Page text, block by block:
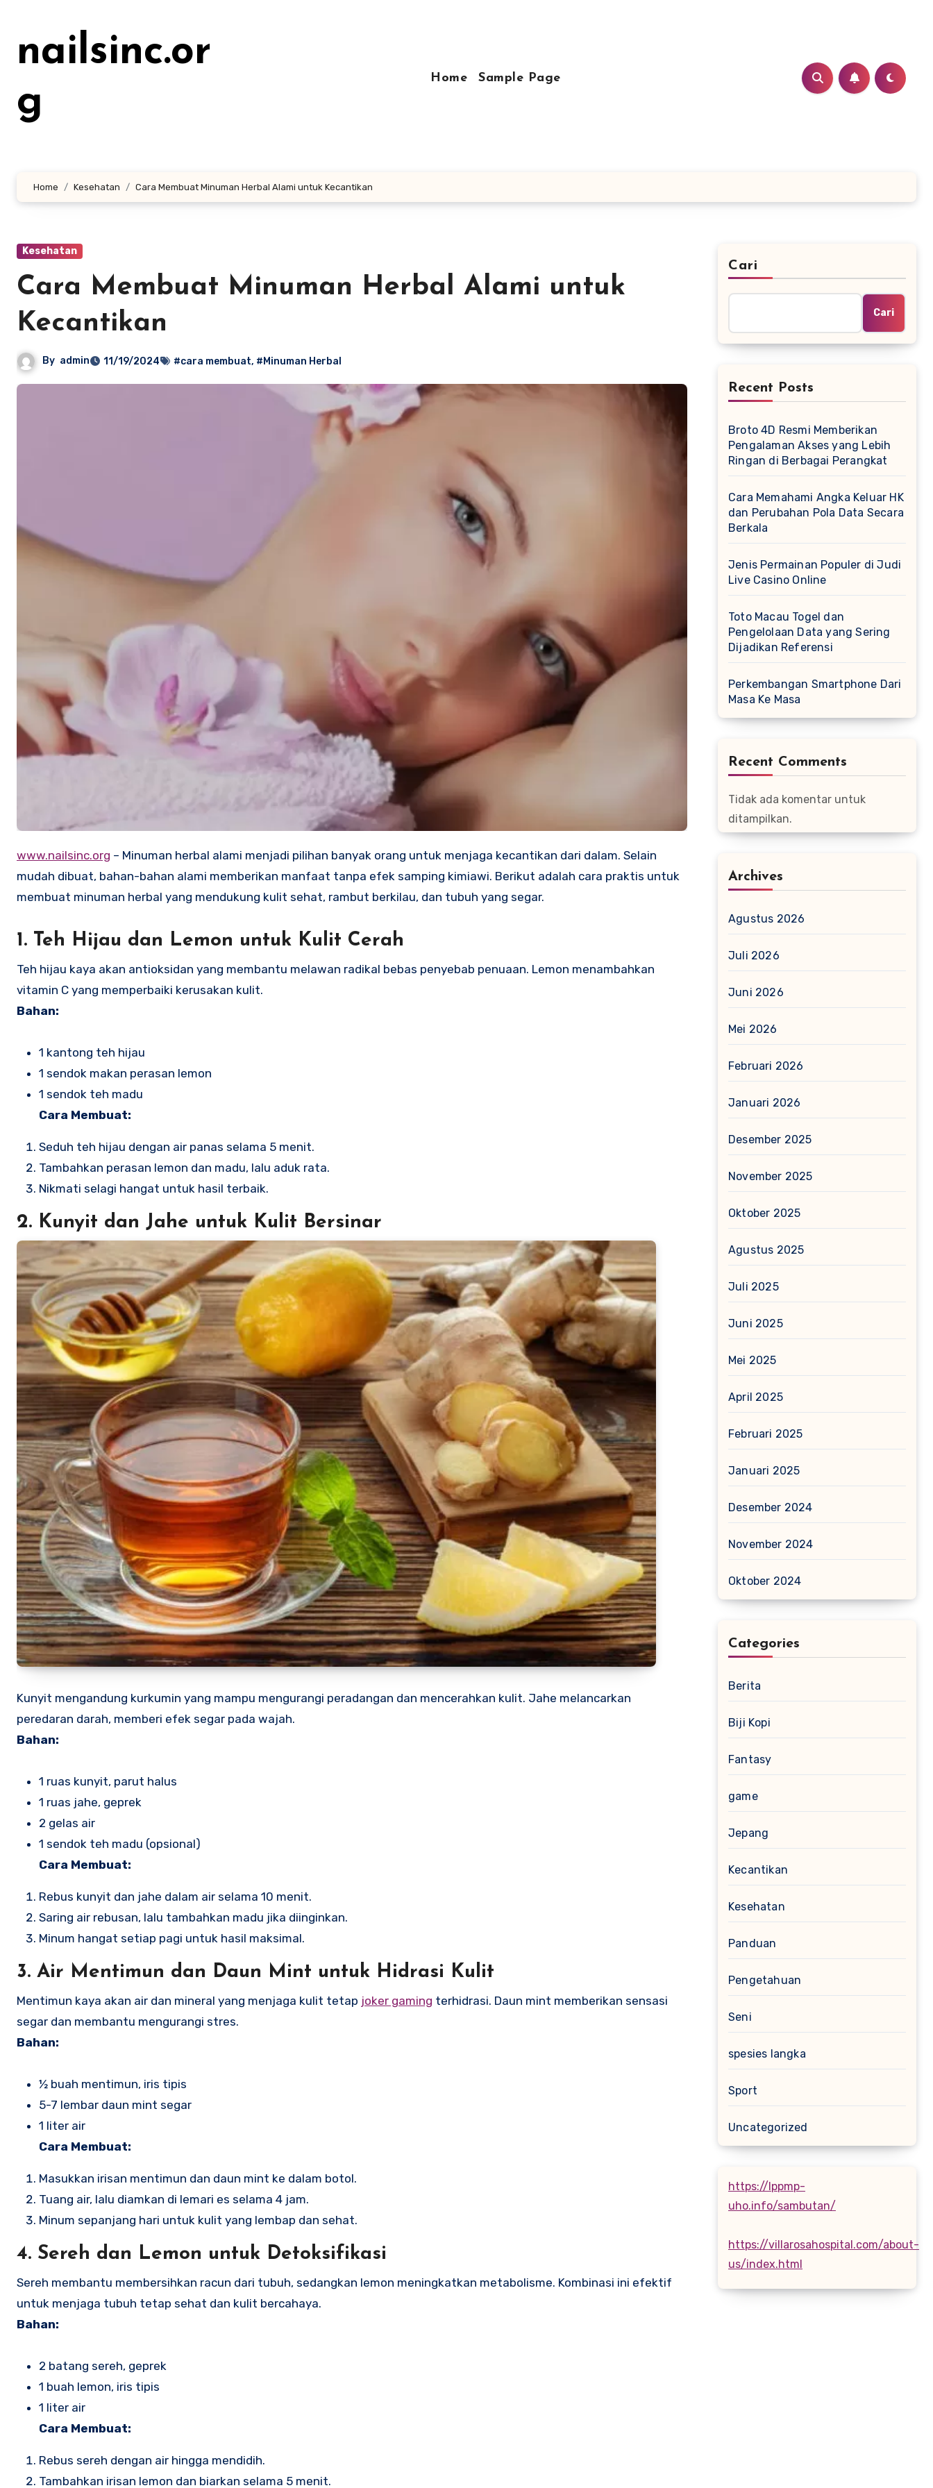
kontennailsinc.or
g
Home Sample Page
Home Kesehatan Cara Membuat Minuman Herbal Alami untuk Kecantikan
Kesehatan
Cara Membuat Minuman Herbal Alami untuk
Kecantikan
By admin 11/19/2024 #cara membuat, #Minuman Herbal
www.nailsinc.org – Minuman herbal alami menjadi pilihan banyak orang untuk menjaga kecantikan dari dalam. Selain
mudah dibuat, bahan-bahan alami memberikan manfaat tanpa efek samping kimiawi. Berikut adalah cara praktis untuk
membuat minuman herbal yang mendukung kulit sehat, rambut berkilau, dan tubuh yang segar.
1. Teh Hijau dan Lemon untuk Kulit Cerah
Teh hijau kaya akan antioksidan yang membantu melawan radikal bebas penyebab penuaan. Lemon menambahkan
vitamin C yang memperbaiki kerusakan kulit.
Bahan:
1 kantong teh hijau
1 sendok makan perasan lemon
1 sendok teh madu
Cara Membuat:
Seduh teh hijau dengan air panas selama 5 menit.
Tambahkan perasan lemon dan madu, lalu aduk rata.
Nikmati selagi hangat untuk hasil terbaik.
2. Kunyit dan Jahe untuk Kulit Bersinar
Kunyit mengandung kurkumin yang mampu mengurangi peradangan dan mencerahkan kulit. Jahe melancarkan
peredaran darah, memberi efek segar pada wajah.
Bahan:
1 ruas kunyit, parut halus
1 ruas jahe, geprek
2 gelas air
1 sendok teh madu (opsional)
Cara Membuat:
Rebus kunyit dan jahe dalam air selama 10 menit.
Saring air rebusan, lalu tambahkan madu jika diinginkan.
Minum hangat setiap pagi untuk hasil maksimal.
3. Air Mentimun dan Daun Mint untuk Hidrasi Kulit
Mentimun kaya akan air dan mineral yang menjaga kulit tetap joker gaming terhidrasi. Daun mint memberikan sensasi
segar dan membantu mengurangi stres.
Bahan:
½ buah mentimun, iris tipis
5-7 lembar daun mint segar
1 liter air
Cara Membuat:
Masukkan irisan mentimun dan daun mint ke dalam botol.
Tuang air, lalu diamkan di lemari es selama 4 jam.
Minum sepanjang hari untuk kulit yang lembap dan sehat.
4. Sereh dan Lemon untuk Detoksifikasi
Sereh membantu membersihkan racun dari tubuh, sedangkan lemon meningkatkan metabolisme. Kombinasi ini efektif
untuk menjaga tubuh tetap sehat dan kulit bercahaya.
Bahan:
2 batang sereh, geprek
1 buah lemon, iris tipis
1 liter air
Cara Membuat:
Rebus sereh dengan air hingga mendidih.
Tambahkan irisan lemon dan biarkan selama 5 menit.
Cari
Cari
Recent Posts
Broto 4D Resmi Memberikan
Pengalaman Akses yang Lebih
Ringan di Berbagai Perangkat
Cara Memahami Angka Keluar HK
dan Perubahan Pola Data Secara
Berkala
Jenis Permainan Populer di Judi
Live Casino Online
Toto Macau Togel dan
Pengelolaan Data yang Sering
Dijadikan Referensi
Perkembangan Smartphone Dari
Masa Ke Masa
Recent Comments
Tidak ada komentar untuk
ditampilkan.
Archives
Agustus 2026
Juli 2026
Juni 2026
Mei 2026
Februari 2026
Januari 2026
Desember 2025
November 2025
Oktober 2025
Agustus 2025
Juli 2025
Juni 2025
Mei 2025
April 2025
Februari 2025
Januari 2025
Desember 2024
November 2024
Oktober 2024
Categories
Berita
Biji Kopi
Fantasy
game
Jepang
Kecantikan
Kesehatan
Panduan
Pengetahuan
Seni
spesies langka
Sport
Uncategorized
https://lppmp-
uho.info/sambutan/
https://villarosahospital.com/about-
us/index.html